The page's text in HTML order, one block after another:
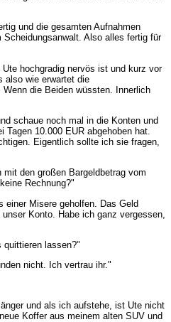
und die gesamten Aufnahmen
Scheidungsanwalt. Also alles fertig für
hochgradig nervös ist und kurz vor
also wie erwartet die
die Beiden wüssten. Innerlich
schaue noch mal in die Konten und
10.000 EUR abgehoben hat.
Eigentlich sollte ich sie fragen,
den großen Bargeldbetrag vom
Rechnung?"
einer Misere geholfen. Das Geld
Konto. Habe ich ganz vergessen,
quittieren lassen?"
nicht. Ich vertrau ihr."
und als ich aufstehe, ist Ute nicht
Koffer aus meinem alten SUV und